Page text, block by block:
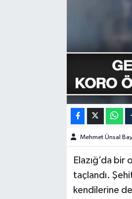
Mehmet Ünsal
Elazığ’da
taçlandı.
kendilerine